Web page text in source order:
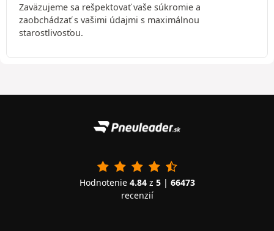
Zaväzujeme sa rešpektovať vaše súkromie a
zaobchádzať s vašimi údajmi s maximálnou
starostlivosťou.
Hodnotenie 4.84z 5| 66473
recenzií